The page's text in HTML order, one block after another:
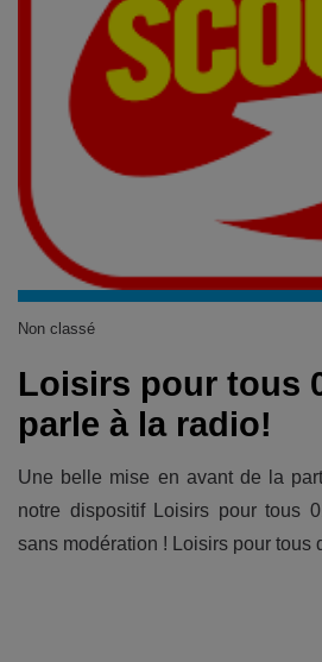
Non classé
Loisirs pour tous
parle à la radio!
Une belle mise en avant de la
notre dispositif Loisirs pour tous
sans modération ! Loisirs pour tous